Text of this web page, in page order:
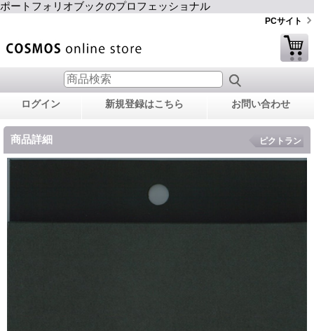
ポートフォリオブックのプロフェッショナル
PCサイト
ログイン 新規登録はこちら お問い合わせ
商品詳細 ピクトラン